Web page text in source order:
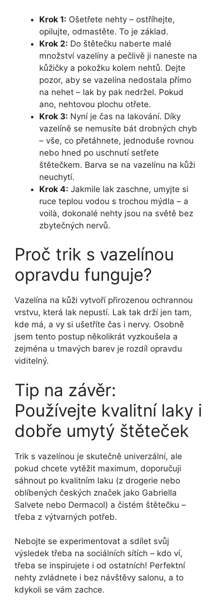
Krok 1: Ošetřete nehty – ostříhejte,
opilujte, odmastěte. To je základ.
Krok 2: Do štětečku naberte malé
množství vazelíny a pečlivě ji naneste na
kůžičky a pokožku kolem nehtů. Dejte
pozor, aby se vazelína nedostala přímo
na nehet – lak by pak nedržel. Pokud
ano, nehtovou plochu otřete.
Krok 3: Nyní je čas na lakování. Díky
vazelíně se nemusíte bát drobných chyb
– vše, co přetáhnete, jednoduše rovnou
nebo hned po uschnutí setřete
štětečkem. Barva se na vazelínu na kůži
neuchytí.
Krok 4: Jakmile lak zaschne, umyjte si
ruce teplou vodou s trochou mýdla – a
voilà, dokonalé nehty jsou na světě bez
zbytečných nervů.
Proč trik s vazelínou
opravdu funguje?
Vazelína na kůži vytvoří přirozenou ochrannou
vrstvu, která lak nepustí. Lak tak drží jen tam,
kde má, a vy si ušetříte čas i nervy. Osobně
jsem tento postup několikrát vyzkoušela a
zejména u tmavých barev je rozdíl opravdu
viditelný.
Tip na závěr:
Používejte kvalitní laky i
dobře umytý štěteček
Trik s vazelínou je skutečně univerzální, ale
pokud chcete vytěžit maximum, doporučuji
sáhnout po kvalitním laku (z drogerie nebo
oblíbených českých značek jako Gabriella
Salvete nebo Dermacol) a čistém štětečku –
třeba z výtvarných potřeb.
Nebojte se experimentovat a sdílet svůj
výsledek třeba na sociálních sítích – kdo ví,
třeba se inspirujete i od ostatních! Perfektní
nehty zvládnete i bez návštěvy salonu, a to
kdykoli se vám zachce.